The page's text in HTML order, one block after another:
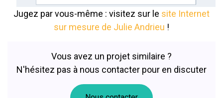
Jugez par vous-même : visitez sur le site Internet
sur mesure de Julie Andrieu !
Vous avez un projet similaire ?
N'hésitez pas à nous contacter pour en discuter